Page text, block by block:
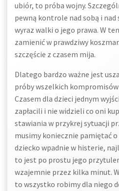
ubiór, to próba wojny.
pewną kontrole nad sobą i
wyraz walki o jego prawa. W
zamienić w prawdziwy
szczęście z czasem mija.
Dlatego bardzo ważne jest
próby wszelkich
Czasem dla dzieci jednym
zapłacili i nie widzieli co oni
stawiania w przykrej sytuacji
musimy koniecznie pamiętać
dziecko wpadnie w histerie,
to jest po prostu jego
wzajemnie przez kilka minut.
to wszystko robimy dla niego